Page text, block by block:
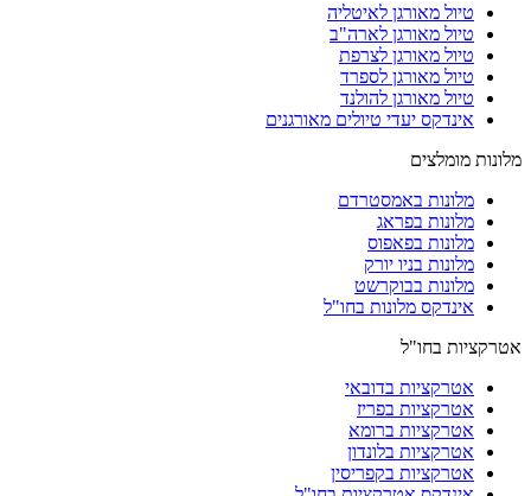
טיול מאורגן לאיטליה
טיול מאורגן לארה"ב
טיול מאורגן לצרפת
טיול מאורגן לספרד
טיול מאורגן להולנד
אינדקס יעדי טיולים מאורגנים
מלונות מומלצים
מלונות באמסטרדם
מלונות בפראג
מלונות בפאפוס
מלונות בניו יורק
מלונות בבוקרשט
אינדקס מלונות בחו"ל
אטרקציות בחו"ל
אטרקציות בדובאי
אטרקציות בפריז
אטרקציות ברומא
אטרקציות בלונדון
אטרקציות בקפריסין